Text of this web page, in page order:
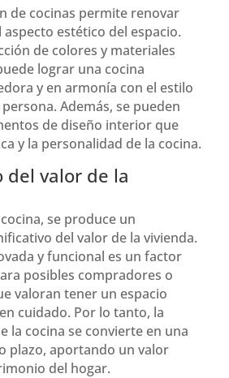
de cocinas permite renovar
estético del espacio.
de colores y materiales
lograr una cocina
y en armonía con el estilo
Además, se pueden
de diseño interior que
y la personalidad de la cocina.
del valor de la
se produce un
del valor de la vivienda.
y funcional es un factor
posibles compradores o
valoran tener un espacio
cuidado. Por lo tanto, la
la cocina se convierte en una
plazo, aportando un valor
del hogar.